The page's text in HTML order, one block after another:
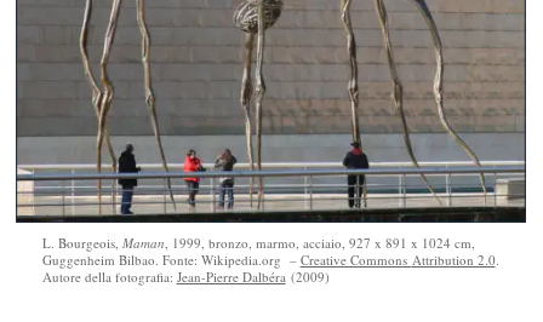
L. Bourgeois, Maman, 1999, bronzo, marmo, acciaio, 927 x 891 x 1024 cm,
Guggenheim Bilbao. Fonte: Wikipedia.org – Creative Commons Attribution 2.0.
Autore della fotografia: Jean-Pierre Dalbéra(2009)